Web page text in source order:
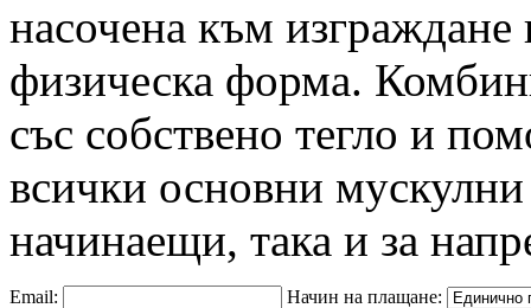
насочена към
физическа форма.
със собствено тегло и
всички основни
начинаещи, така и за
Email:
Начин на плащане: